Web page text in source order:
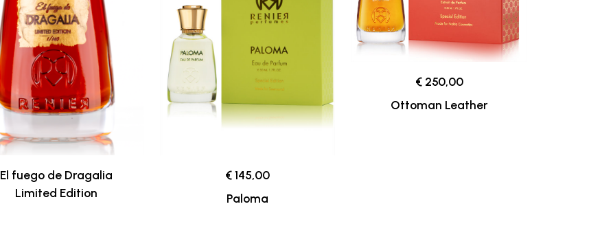
El fuego de Dragalia
Limited Edition
€ 145,00
Paloma
€ 250,00
Ottoman Leather